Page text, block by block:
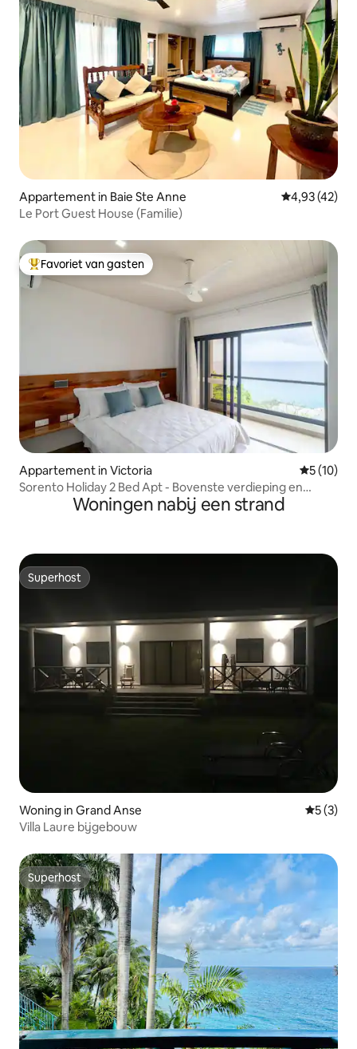
Appartement in Baie Ste Anne Gemiddelde
4,93 (42)
Le Port Guest House (Familie)
Topfavoriet van gasten
Favoriet van gasten
Appartement in Victoria
5 (10)
Sorento Holiday 2 Bed Apt - Bovenste verdieping en
uitzicht op de oceaan
Woningen nabij een strand
Superhost
Superhost
Woning in Grand Anse
5 (3)
Villa Laure bijgebouw
Superhost
Superhost